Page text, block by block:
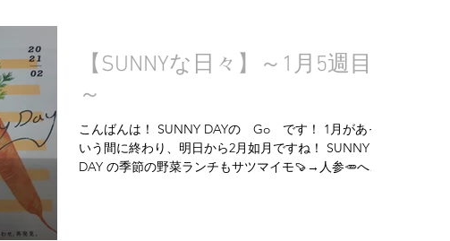
【SUNNYな日々】～1月5週目
～
こんばんは！ SUNNY DAYの Go です！ 1月があっと
いう間に終わり、明日から2月如月ですね！ SUNNY
DAY の季節の野菜ランチもサツマイモ🍠→人参🥕へと